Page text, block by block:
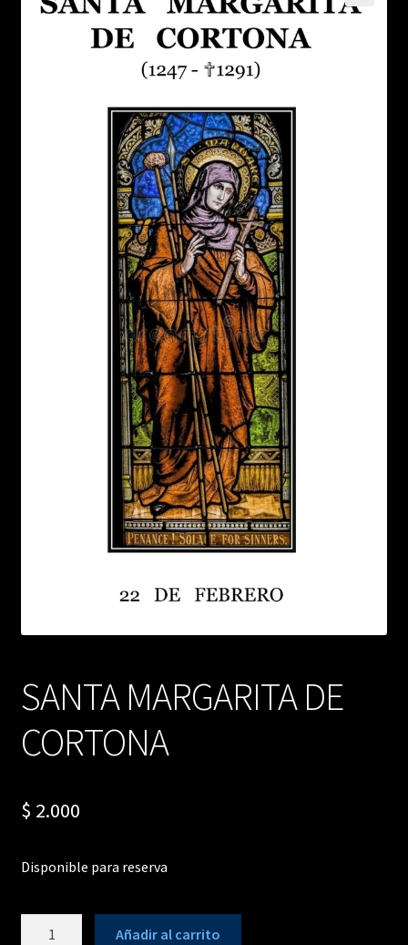
SANTA MARGARITA DE
CORTONA
$ 2.000
Disponible para reserva
Añadir al carrito